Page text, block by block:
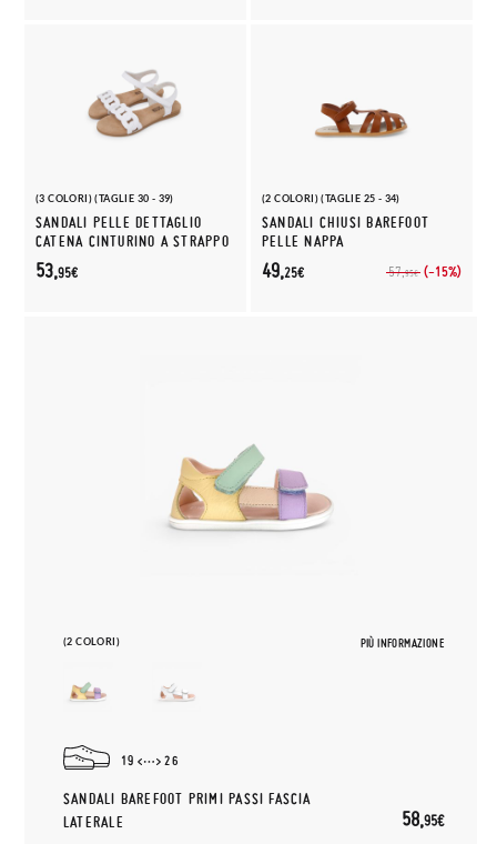
(3 COLORI) (TAGLIE 30 - 39)
SANDALI PELLE DETTAGLIO
CATENA CINTURINO A STRAPPO
53,95€
(2 COLORI) (TAGLIE 25 - 34)
SANDALI CHIUSI BAREFOOT
PELLE NAPPA
57,95€ (-15%)
49,25€
(2 COLORI) PIÙ INFORMAZIONE
19 26
SANDALI BAREFOOT PRIMI PASSI FASCIA
LATERALE
58,95€